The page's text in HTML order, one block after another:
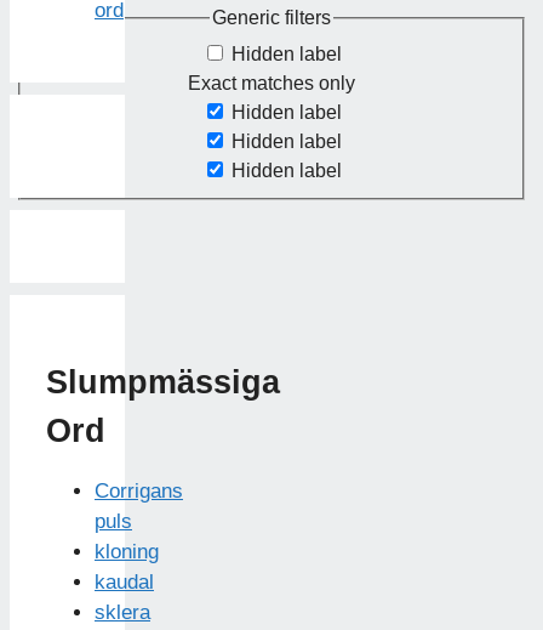
Generic filters
Hidden label
Exact matches only
Hidden label
Hidden label
Hidden label
ord
Slumpmässiga
Ord
Corrigans
puls
kloning
kaudal
sklera